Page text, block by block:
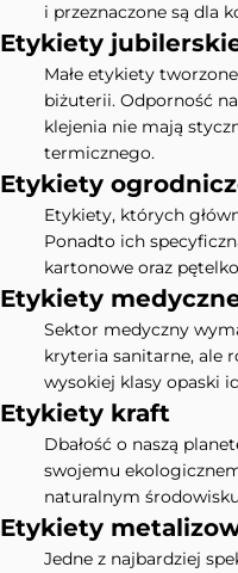
i przeznaczone są dla
Etykiety
Małe etykiety
biżuterii. Odporność
klejenia nie mają
termicznego.
Etykiety
Etykiety, których
Ponadto ich
kartonowe oraz
Etykiety
Sektor medyczny
kryteria sanitarne, ale
wysokiej klasy opaski
Etykiety kraft
Dbałość o naszą
swojemu
naturalnym
Etykiety
Jedne z najbardziej